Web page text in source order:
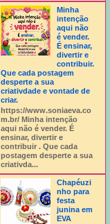
Minha
intenção
aqui não
é vender.
É ensinar,
divertir e
contribuir.
Que cada postagem
desperte a sua
criativdade e vontade de
criar.
https://www.soniaeva.co
m.br/ Minha intenção
aqui não é vender. É
ensinar, divertir e
contribuir . Que cada
postagem desperte a sua
criativda...
Chapéuzi
nho para
festa
junina em
EVA